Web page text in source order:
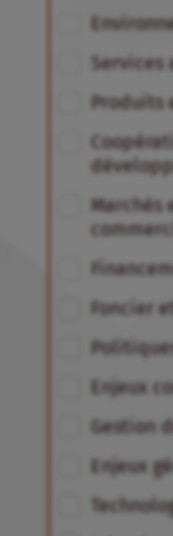
Services
Produits
Marchés
Foncier
Enjeux
Gestion
Enjeux